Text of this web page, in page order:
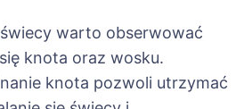
warto obserwować
knota oraz wosku.
knota pozwoli utrzymać